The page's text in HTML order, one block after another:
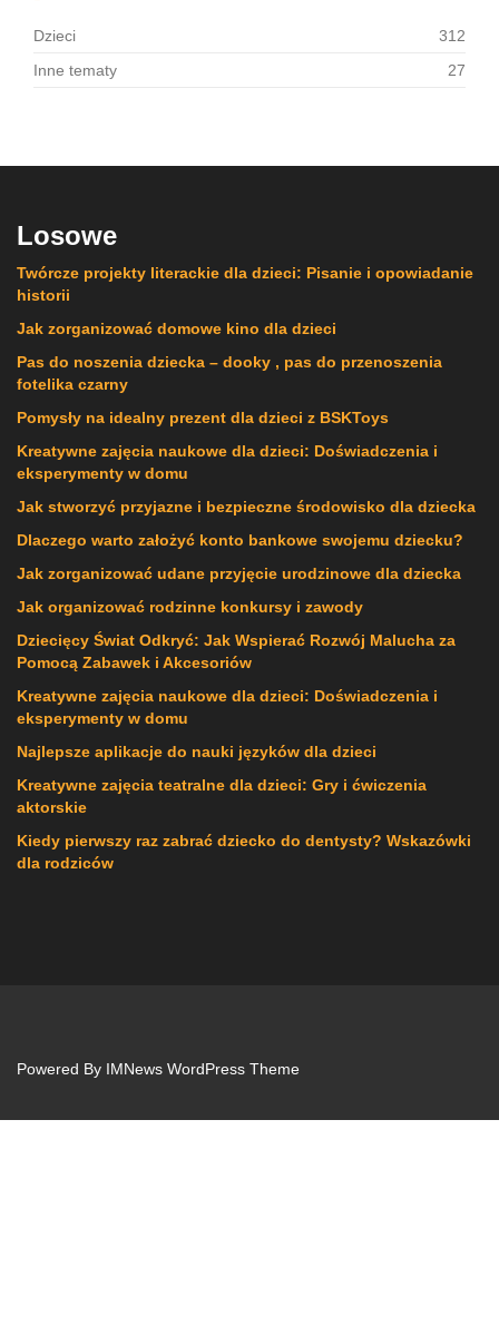
Dzieci
312
Inne tematy
27
Losowe
Twórcze projekty literackie dla dzieci: Pisanie i opowiadanie
historii
Jak zorganizować domowe kino dla dzieci
Pas do noszenia dziecka – dooky , pas do przenoszenia
fotelika czarny
Pomysły na idealny prezent dla dzieci z BSKToys
Kreatywne zajęcia naukowe dla dzieci: Doświadczenia i
eksperymenty w domu
Jak stworzyć przyjazne i bezpieczne środowisko dla dziecka
Dlaczego warto założyć konto bankowe swojemu dziecku?
Jak zorganizować udane przyjęcie urodzinowe dla dziecka
Jak organizować rodzinne konkursy i zawody
Dziecięcy Świat Odkryć: Jak Wspierać Rozwój Malucha za
Pomocą Zabawek i Akcesoriów
Kreatywne zajęcia naukowe dla dzieci: Doświadczenia i
eksperymenty w domu
Najlepsze aplikacje do nauki języków dla dzieci
Kreatywne zajęcia teatralne dla dzieci: Gry i ćwiczenia
aktorskie
Kiedy pierwszy raz zabrać dziecko do dentysty? Wskazówki
dla rodziców
Powered By IMNews WordPress Theme